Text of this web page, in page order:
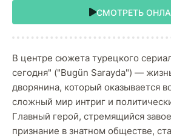
СМОТРЕТЬ
В центре сюжета турецкого
сегодня" ("Bugün Sarayda") —
дворянина, который оказывается
сложный мир интриг и
Главный герой, стремящийся
признание в знатном обществе,